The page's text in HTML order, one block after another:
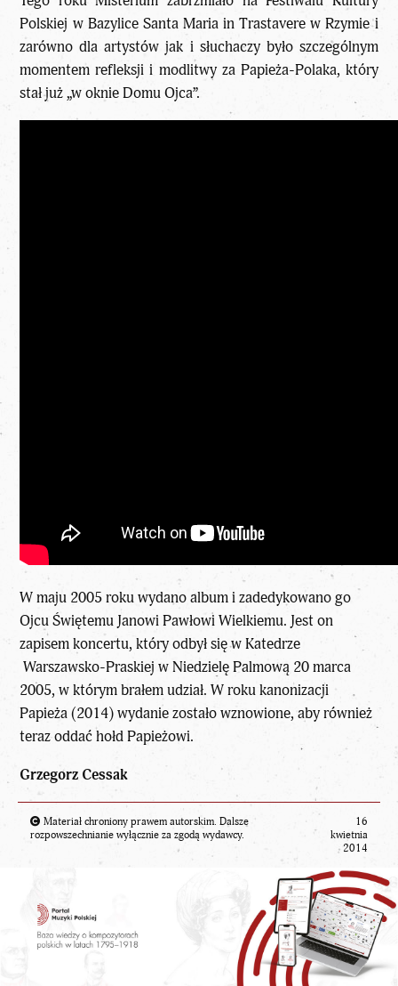
Polskiej w Bazylice Santa Maria in Trastavere w Rzymie i
zarówno dla artystów jak i słuchaczy było szczególnym
momentem refleksji i modlitwy za Papieża-Polaka, który
stał już „w oknie Domu Ojca”.
W maju 2005 roku wydano album i zadedykowano go
Ojcu Świętemu Janowi Pawłowi Wielkiemu. Jest on
zapisem koncertu, który odbył się w Katedrze
Warszawsko-Praskiej w Niedzielę Palmową 20 marca
2005, w którym brałem udział. W roku kanonizacji
Papieża (2014) wydanie zostało wznowione, aby również
teraz oddać hołd Papieżowi.
Grzegorz Cessak
Materiał chroniony prawem autorskim. Dalsze
rozpowszechnianie wyłącznie za zgodą wydawcy.
16
kwietnia
2014